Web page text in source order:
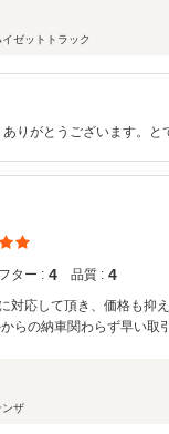
ゼットトラック
りがとうございます。と
お願いいたします。
ター : 4 品質 : 4
対応して頂き、価格も抑
ンザ